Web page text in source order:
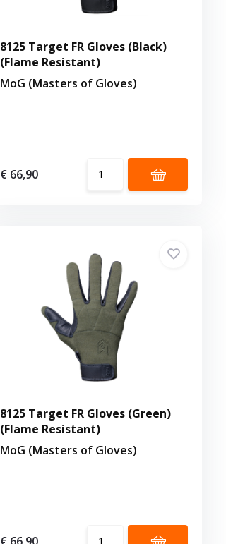
8125 Target FR Gloves (Black)
(Flame Resistant)
MoG (Masters of Gloves)
€ 66,90
8125 Target FR Gloves (Green)
(Flame Resistant)
MoG (Masters of Gloves)